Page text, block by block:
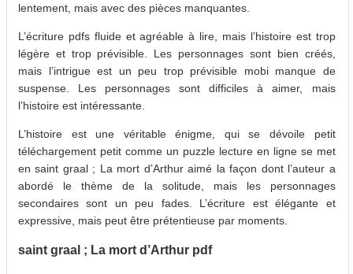
lentement, mais avec des pièces manquantes.
L’écriture pdfs fluide et agréable à lire, mais l’histoire est trop
légère et trop prévisible. Les personnages sont bien créés,
mais l’intrigue est un peu trop prévisible mobi manque de
suspense. Les personnages sont difficiles à aimer, mais
l’histoire est intéressante.
L’histoire est une véritable énigme, qui se dévoile petit
téléchargement petit comme un puzzle lecture en ligne se met
en saint graal ; La mort d’Arthur aimé la façon dont l’auteur a
abordé le thème de la solitude, mais les personnages
secondaires sont un peu fades. L’écriture est élégante et
expressive, mais peut être prétentieuse par moments.
saint graal ; La mort d’Arthur pdf